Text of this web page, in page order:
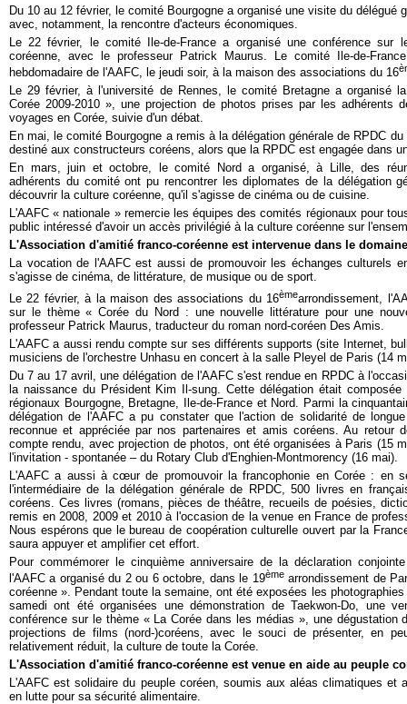
Du 10 au 12 février, le comité Bourgogne a organisé une visite du délégué
avec, notamment, la rencontre d'acteurs économiques.
Le 22 février, le comité Ile-de-France a organisé une conférence sur
coréenne, avec le professeur Patrick Maurus. Le comité Ile-de-
hebdomadaire de l'AAFC, le jeudi soir, à la maison des associations du 16
Le 29 février, à l'université de Rennes, le comité Bretagne a organisé
Corée 2009-2010 », une projection de photos prises par les adhérents
voyages en Corée, suivie d'un débat.
En mai, le comité Bourgogne a remis à la délégation générale de RPDC
destiné aux constructeurs coréens, alors que la RPDC est engagée dans
En mars, juin et octobre, le comité Nord a organisé, à Lille, des
adhérents du comité ont pu rencontrer les diplomates de la délégation
découvrir la culture coréenne, qu'il s'agisse de cinéma ou de cuisine.
L'AAFC « nationale » remercie les équipes des comités régionaux pour
public intéressé d'avoir un accès privilégié à la culture coréenne sur
L'Association d'amitié franco-coréenne est intervenue dans le
La vocation de l'AAFC est aussi de promouvoir les échanges culturels
s'agisse de cinéma, de littérature, de musique ou de sport.
Le 22 février, à la maison des associations du 16èmearrondissement,
sur le thème « Corée du Nord : une nouvelle littérature pour une
professeur Patrick Maurus, traducteur du roman nord-coréen Des Amis.
L'AAFC a aussi rendu compte sur ses différents supports (site Internet,
musiciens de l'orchestre Unhasu en concert à la salle Pleyel de Paris (14
Du 7 au 17 avril, une délégation de l'AAFC s'est rendue en RPDC à
la naissance du Président Kim Il-sung. Cette délégation était
régionaux Bourgogne, Bretagne, Ile-de-France et Nord. Parmi la
délégation de l'AAFC a pu constater que l'action de solidarité de
reconnue et appréciée par nos partenaires et amis coréens. Au retour
compte rendu, avec projection de photos, ont été organisées à Paris (15
l'invitation - spontanée – du Rotary Club d'Enghien-Montmorency (16 mai).
L'AAFC a aussi à cœur de promouvoir la francophonie en Corée : en
l'intermédiaire de la délégation générale de RPDC, 500 livres en
coréens. Ces livres (romans, pièces de théâtre, recueils de poésies,
remis en 2008, 2009 et 2010 à l'occasion de la venue en France de
Nous espérons que le bureau de coopération culturelle ouvert par la
saura appuyer et amplifier cet effort.
Pour commémorer le cinquième anniversaire de la déclaration
l'AAFC a organisé du 2 ou 6 octobre, dans le 19èmearrondissement de
coréenne ». Pendant toute la semaine, ont été exposées les
samedi ont été organisées une démonstration de Taekwon-Do, une
conférence sur le thème « La Corée dans les médias », une dégustation
projections de films (nord-)coréens, avec le souci de présenter, en
relativement réduit, la culture de toute la Corée.
L'Association d'amitié franco-coréenne est venue en aide au peuple
L'AAFC est solidaire du peuple coréen, soumis aux aléas climatiques
en lutte pour sa sécurité alimentaire.